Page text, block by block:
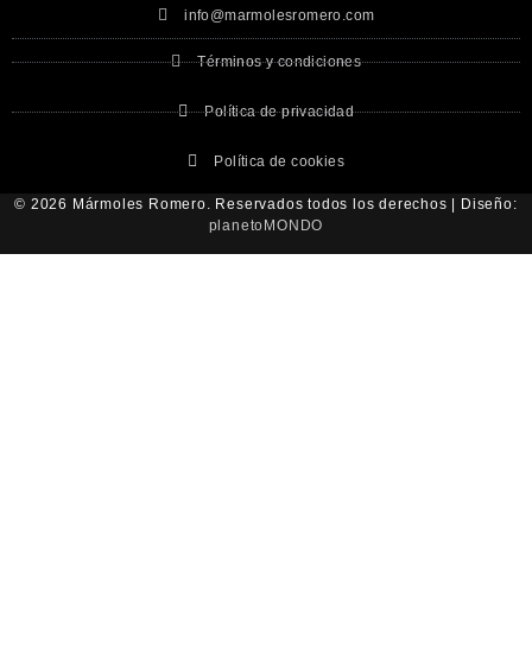
info@marmolesromero.com
Términos y condiciones
Política de privacidad
Política de cookies
© 2026 Mármoles Romero. Reservados todos los derechos | Diseño:
planetoMONDO